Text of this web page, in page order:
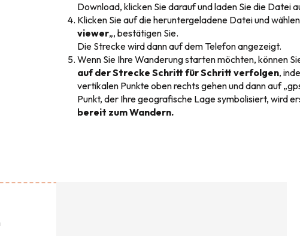
Download, klicken Sie darauf und laden Sie die Datei
Klicken Sie auf die heruntergeladene Datei und wählen
viewer„, bestätigen Sie.
Die Strecke wird dann auf dem Telefon angezeigt.
Wenn Sie Ihre Wanderung starten möchten, können
auf der Strecke Schritt für Schritt verfolgen,
vertikalen Punkte oben rechts gehen und dann auf
Punkt, der Ihre geografische Lage symbolisiert, wird
bereit zum Wandern.